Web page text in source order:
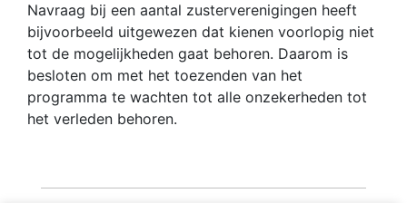
Navraag bij een aantal zusterverenigingen heeft
bijvoorbeeld uitgewezen dat kienen voorlopig niet
tot de mogelijkheden gaat behoren. Daarom is
besloten om met het toezenden van het
programma te wachten tot alle onzekerheden tot
het verleden behoren.